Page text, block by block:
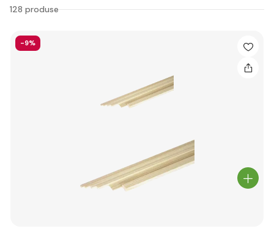
128 produse
-9%